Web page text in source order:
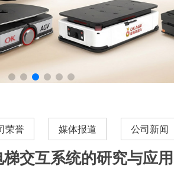
荣誉 媒体报道 公司新闻
交互系统的研究与应用